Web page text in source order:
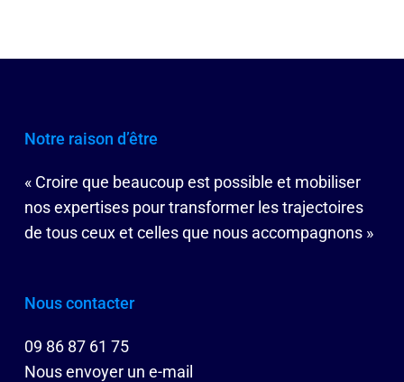
Notre raison d’être
« Croire que beaucoup est possible et mobiliser
nos expertises pour transformer les trajectoires
de tous ceux et celles que nous accompagnons »
Nous contacter
09 86 87 61 75
Nous envoyer un e-mail